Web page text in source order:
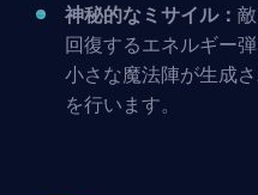
神秘的なミサイル：
回復するエネルギー
小さな魔法陣が生成
を行います。